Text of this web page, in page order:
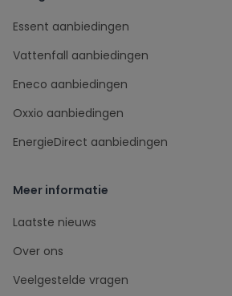
Essent aanbiedingen
Vattenfall aanbiedingen
Eneco aanbiedingen
Oxxio aanbiedingen
EnergieDirect aanbiedingen
Meer informatie
Laatste nieuws
Over ons
Veelgestelde vragen